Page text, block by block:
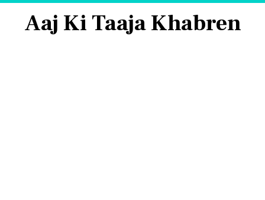
Aaj Ki Taaja Khabren